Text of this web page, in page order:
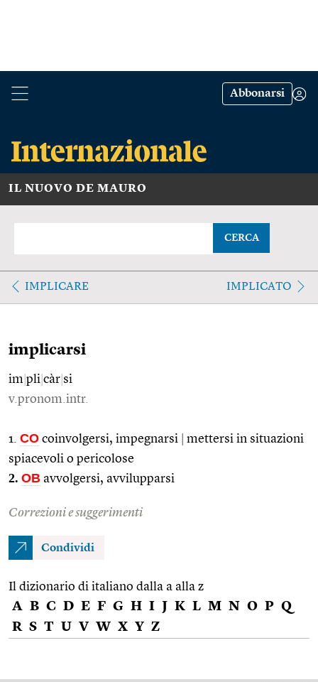
Abbonarsi
IL NUOVO DE MAURO
CERCA
IMPLICARE IMPLICATO
implicarsi
im pli càr si
v.pronom.intr.
1. CO coinvolgersi, impegnarsi
mettersi in situazioni
spiacevoli o pericolose
2. OB avvolgersi, avvilupparsi
Correzioni e suggerimenti
Condividi
Il dizionario di italiano dalla a alla z
A B C D E F G H I J K L M N O P Q
R S T U V W X Y Z